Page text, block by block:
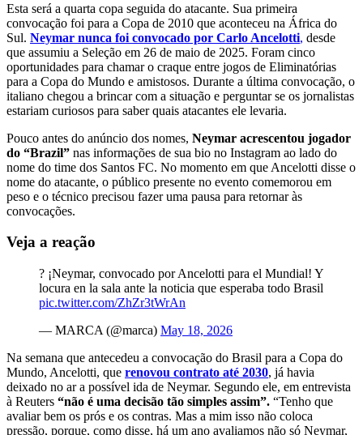
Esta será a quarta copa seguida do atacante. Sua primeira
convocação foi para a Copa de 2010 que aconteceu na África do
Sul. Neymar nunca foi convocado por Carlo Ancelotti, desde
que assumiu a Seleção em 26 de maio de 2025. Foram cinco
oportunidades para chamar o craque entre jogos de Eliminatórias
para a Copa do Mundo e amistosos. Durante a última convocação, o
italiano chegou a brincar com a situação e perguntar se os jornalistas
estariam curiosos para saber quais atacantes ele levaria.
Pouco antes do anúncio dos nomes, Neymar acrescentou jogador
do “Brazil” nas informações de sua bio no Instagram ao lado do
nome do time dos Santos FC. No momento em que Ancelotti disse o
nome do atacante, o público presente no evento comemorou em
peso e o técnico precisou fazer uma pausa para retornar às
convocações.
Veja a reação
? ¡Neymar, convocado por Ancelotti para el Mundial! Y
locura en la sala ante la noticia que esperaba todo Brasil
pic.twitter.com/ZhZr3tWrAn
— MARCA (@marca) May 18, 2026
Na semana que antecedeu a convocação do Brasil para a Copa do
Mundo, Ancelotti, que renovou contrato até 2030, já havia
deixado no ar a possível ida de Neymar. Segundo ele, em entrevista
à Reuters “não é uma decisão tão simples assim”. “Tenho que
avaliar bem os prós e os contras. Mas a mim isso não coloca
pressão, porque, como disse, há um ano avaliamos não só Neymar,